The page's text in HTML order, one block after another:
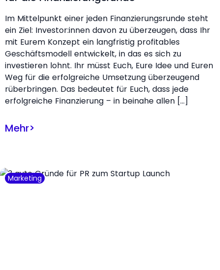
Im Mittelpunkt einer jeden Finanzierungsrunde steht
ein Ziel: Investor:innen davon zu überzeugen, dass Ihr
mit Eurem Konzept ein langfristig profitables
Geschäftsmodell entwickelt, in das es sich zu
investieren lohnt. Ihr müsst Euch, Eure Idee und Euren
Weg für die erfolgreiche Umsetzung überzeugend
rüberbringen. Das bedeutet für Euch, dass jede
erfolgreiche Finanzierung – in beinahe allen […]
Mehr>
Marketing